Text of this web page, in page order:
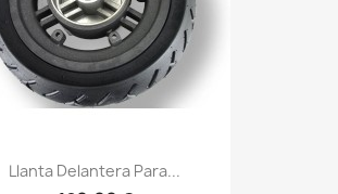
Llanta Delantera Para...